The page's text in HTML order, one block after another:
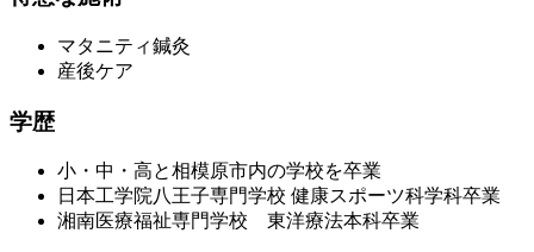
マタニティ鍼灸
産後ケア
学歴
小・中・高と相模原市内の学校を卒業
日本工学院八王子専門学校 健康スポーツ科学科卒業
湘南医療福祉専門学校 東洋療法本科卒業